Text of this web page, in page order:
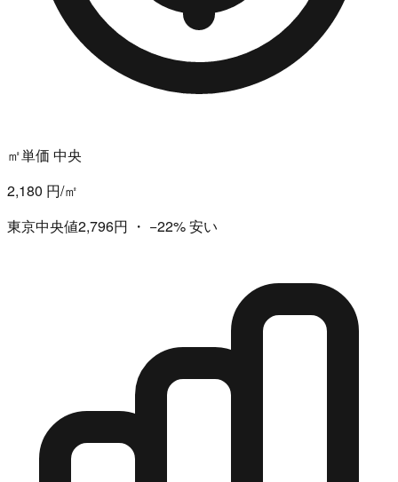
㎡単価 中央
2,180 円/㎡
東京中央値2,796円 ・ −22%安い